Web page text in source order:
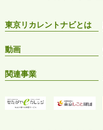
東京リカレントナビとは
動画
関連事業